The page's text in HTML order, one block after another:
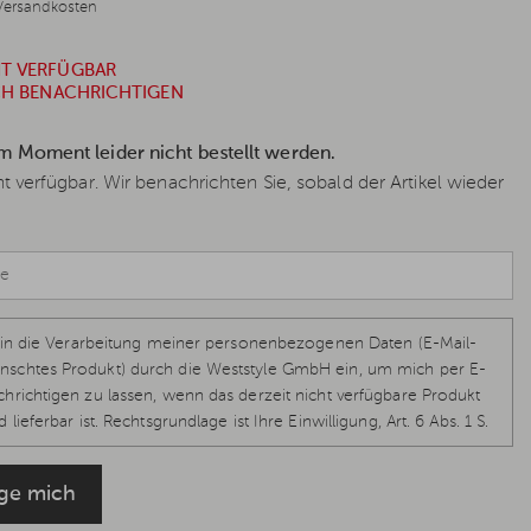
VERFÜGBAR
BENACHRICHTIGEN
Moment leider nicht bestellt werden.
verfügbar. Wir benachrichten Sie, sobald der Artikel wieder
die Verarbeitung meiner personenbezogenen Daten (E-Mail-
Produkt) durch die Weststyle GmbH ein, um mich per E-
zu lassen, wenn das derzeit nicht verfügbare Produkt
lieferbar ist. Rechtsgrundlage ist Ihre Einwilligung, Art. 6 Abs. 1 S.
welche jederzeit per E-Mailinfo@weststyle.dewiderrufen
mich